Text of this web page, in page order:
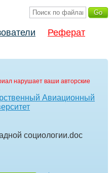
Реферат
нарушает ваши авторские
Авиационный
социологии.doc